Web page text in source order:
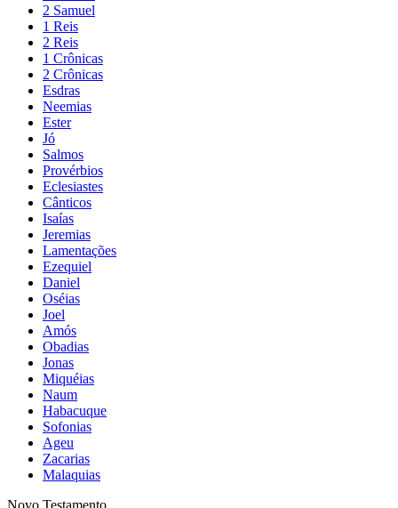
2 Samuel
1 Reis
2 Reis
1 Crônicas
2 Crônicas
Esdras
Neemias
Ester
Jó
Salmos
Provérbios
Eclesiastes
Cânticos
Isaías
Jeremias
Lamentações
Ezequiel
Daniel
Oséias
Joel
Amós
Obadias
Jonas
Miquéias
Naum
Habacuque
Sofonias
Ageu
Zacarias
Malaquias
Novo Testamento